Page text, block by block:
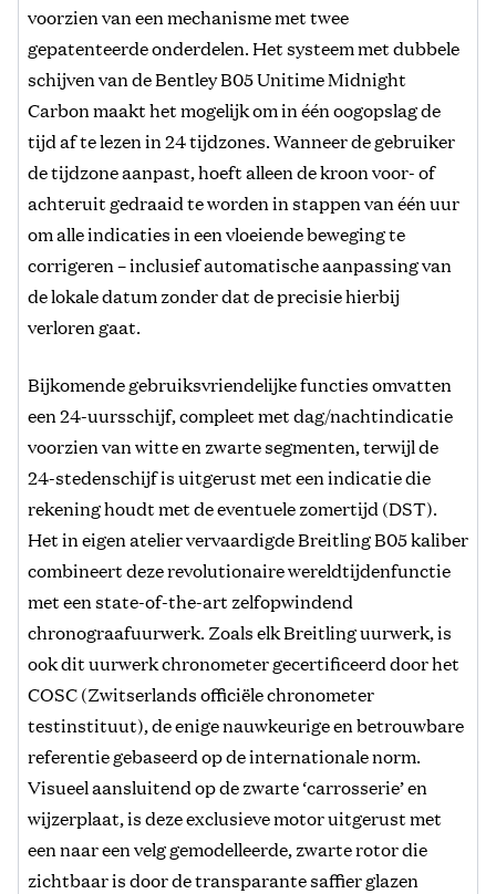
voorzien van een mechanisme met twee
gepatenteerde onderdelen. Het systeem met dubbele
schijven van de Bentley B05 Unitime Midnight
Carbon maakt het mogelijk om in één oogopslag de
tijd af te lezen in 24 tijdzones. Wanneer de gebruiker
de tijdzone aanpast, hoeft alleen de kroon voor- of
achteruit gedraaid te worden in stappen van één uur
om alle indicaties in een vloeiende beweging te
corrigeren – inclusief automatische aanpassing van
de lokale datum zonder dat de precisie hierbij
verloren gaat.
Bijkomende gebruiksvriendelijke functies omvatten
een 24-uursschijf, compleet met dag/nachtindicatie
voorzien van witte en zwarte segmenten, terwijl de
24-stedenschijf is uitgerust met een indicatie die
rekening houdt met de eventuele zomertijd (DST).
Het in eigen atelier vervaardigde Breitling B05 kaliber
combineert deze revolutionaire wereldtijdenfunctie
met een state-of-the-art zelfopwindend
chronograafuurwerk. Zoals elk Breitling uurwerk, is
ook dit uurwerk chronometer gecertificeerd door het
COSC (Zwitserlands officiële chronometer
testinstituut), de enige nauwkeurige en betrouwbare
referentie gebaseerd op de internationale norm.
Visueel aansluitend op de zwarte ‘carrosserie’ en
wijzerplaat, is deze exclusieve motor uitgerust met
een naar een velg gemodelleerde, zwarte rotor die
zichtbaar is door de transparante saffier glazen